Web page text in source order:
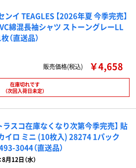
ンイ TEAGLES 【2026年夏 今季完売】
綿混長袖シャツ ストーングレーLL
（直送品）
販売価格(税込) ￥4,658
在庫切れです
（次回入荷日未定）
ラスコ在庫なくなり次第今季完売】 貼
イロ ミニ (10枚入) 28274 1パック
3044（直送品）
月12日（水）